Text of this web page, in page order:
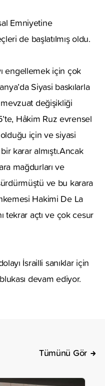
Emniyetine
de başlatılmış oldu.
engellemek için çok
Siyasi baskılarla
değişikliği
Hâkim Ruz evrensel
için ve siyasi
karar almıştı.Ancak
mağdurları ve
ve bu karara
Hakimi De La
tekrar açtı ve çok cesur
İsrailli sanıklar için
devam ediyor.
Tümünü Gör